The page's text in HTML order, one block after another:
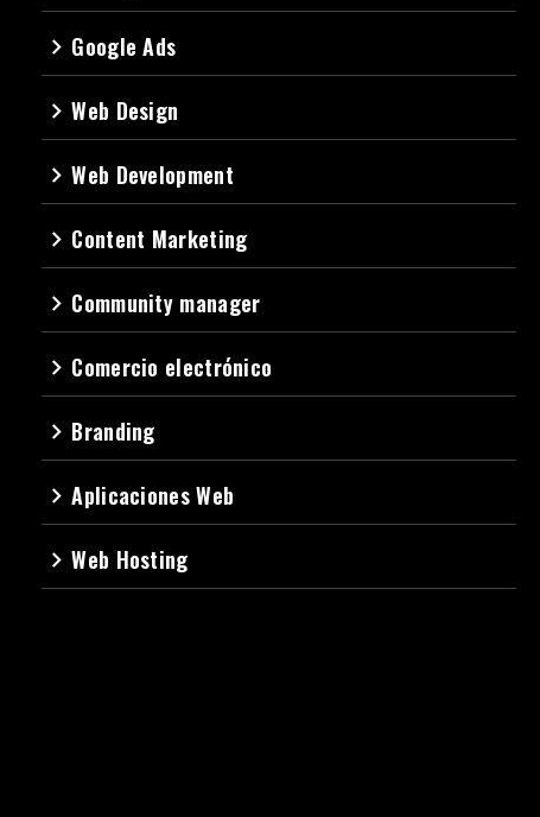
navigate_next Google Ads
navigate_nextWeb Design
navigate_nextWeb Development
navigate_next Content Marketing
navigate_next Community manager
navigate_next Comercio electrónico
navigate_next Branding
navigate_nextAplicaciones Web
navigate_nextWeb Hosting